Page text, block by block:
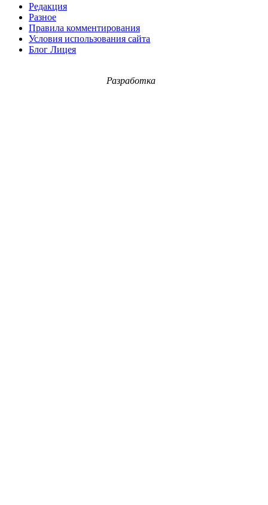
Редакция
Разное
Правила комментирования
Условия использования сайта
Блог Лицея
Разработка